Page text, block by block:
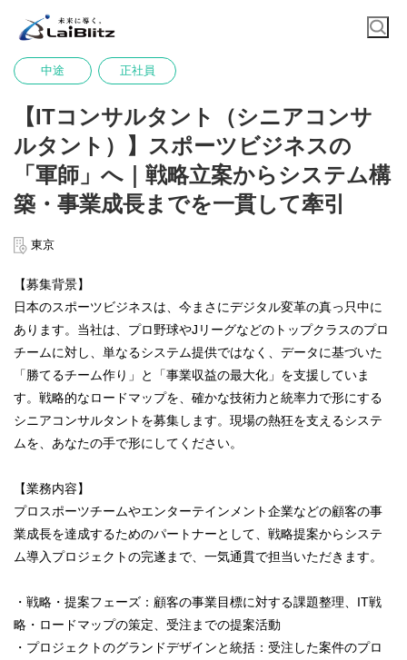
中途 正社員
【ITコンサルタント（シニアコンサ
ルタント）】スポーツビジネスの
「軍師」へ｜戦略立案からシステム構
築・事業成長までを一貫して牽引
東京
【募集背景】
日本のスポーツビジネスは、今まさにデジタル変革の真っ只中に
あります。当社は、プロ野球やJリーグなどのトップクラスのプロ
チームに対し、単なるシステム提供ではなく、データに基づいた
「勝てるチーム作り」と「事業収益の最大化」を支援していま
す。戦略的なロードマップを、確かな技術力と統率力で形にする
シニアコンサルタントを募集します。現場の熱狂を支えるシステ
ムを、あなたの手で形にしてください。
【業務内容】
プロスポーツチームやエンターテインメント企業などの顧客の事
業成長を達成するためのパートナーとして、戦略提案からシステ
ム導入プロジェクトの完遂まで、一気通貫で担当いただきます。
・戦略・提案フェーズ：顧客の事業目標に対する課題整理、IT戦
略・ロードマップの策定、受注までの提案活動
・プロジェクトのグランドデザインと統括：受注した案件のプロ